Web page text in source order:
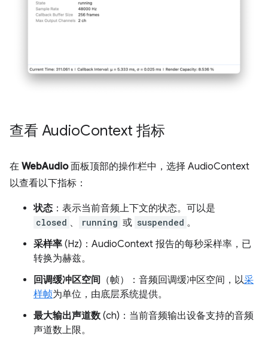
查看 AudioContext 指标
在 WebAudio面板顶部的操作栏中，选择 AudioContext
以查看以下指标：
状态 ：表示当前音频上下文的状态。可以是
closed 、 running 或 suspended 。
采样率 (Hz)：AudioContext 报告的每秒采样率，已
转换为赫兹。
回调缓冲区空间 （帧）：音频回调缓冲区空间，以采
样帧为单位，由底层系统提供。
最大输出声道数(ch)：当前音频输出设备支持的音频
声道数上限。